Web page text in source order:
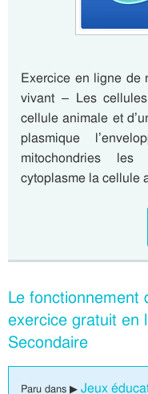
Exercice en ligne de
vivant – Les
cellule animale et
plasmique
mitochondries
cytoplasme la cellule
Le fonctionnement
exercice gratuit en
Secondaire
Paru dans ▶ Jeux